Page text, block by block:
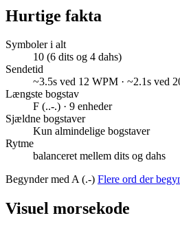
Hurtige fakta
Symboler i alt
10 (6 dits og 4 dahs)
Sendetid
~3.5s ved 12 WPM · ~2.1s ved
Længste bogstav
F (..-.) · 9 enheder
Sjældne bogstaver
Kun almindelige bogstaver
Rytme
balanceret mellem dits og dahs
Begynder med A (.-) Flere ord der
Visuel morsekode